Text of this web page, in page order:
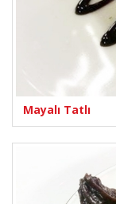
Mayalı Tatlı